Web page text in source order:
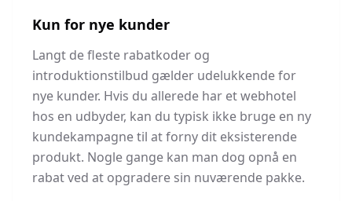
Kun for nye kunder
Langt de fleste rabatkoder og
introduktionstilbud gælder udelukkende for
nye kunder. Hvis du allerede har et webhotel
hos en udbyder, kan du typisk ikke bruge en ny
kundekampagne til at forny dit eksisterende
produkt. Nogle gange kan man dog opnå en
rabat ved at opgradere sin nuværende pakke.